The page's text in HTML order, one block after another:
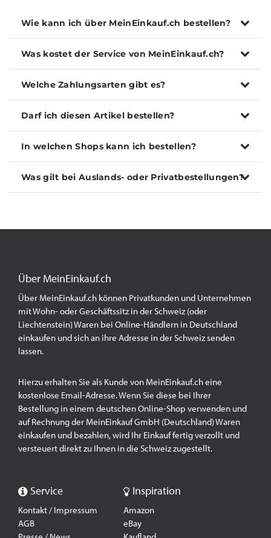
Wie kann ich über MeinEinkauf.ch bestellen?
Was kostet der Service von MeinEinkauf.ch?
Welche Zahlungsarten gibt es?
Darf ich diesen Artikel bestellen?
In welchen Shops kann ich bestellen?
Was gilt bei Auslands- oder Privatbestellungen?
Über MeinEinkauf.ch
Über MeinEinkauf.ch können Privatkunden und Unternehmen
mit Wohn- oder Geschäftssitz in der Schweiz (oder
Liechtenstein) Waren bei Online-Händlern in Deutschland
einkaufen und sich an ihre Adresse in der Schweiz senden
lassen.
Hierzu erhalten Sie als Kunde von MeinEinkauf.ch eine
kostenlose Email-Adresse. Wenn Sie diese bei Ihrer
Bestellung in einem deutschen Online-Shop verwenden und
auf Rechnung der MeinEinkauf GmbH (Deutschland) Waren
einkaufen und bezahlen, wird Ihr Einkauf fertig verzollt und
versteuert direkt zu Ihnen in die Schweiz zugestellt.
Service
Kontakt / Impressum
AGB
Inspiration
Amazon
eBay